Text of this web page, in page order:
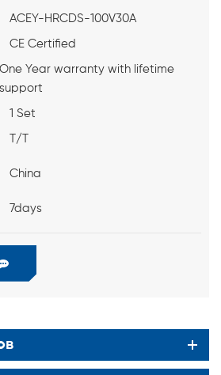
ACEY-HRCDS-100V30A
CE Certified
One Year warranty with lifetime
support
1 Set
T/T
China
7days